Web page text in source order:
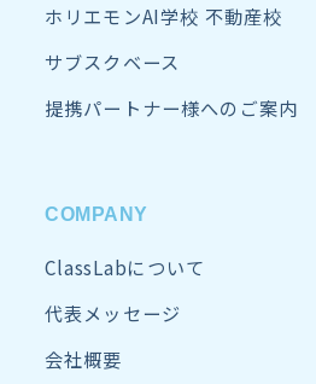
ホリエモンAI学校 不動産校
サブスクベース
提携パートナー様へのご案内
COMPANY
ClassLabについて
代表メッセージ
会社概要